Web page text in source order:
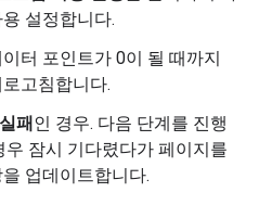
설정합니다.
터 포인트가 0이 될 때까지
고침합니다.
실패인 경우. 다음 단계를 진행
우 잠시 기다렸다가 페이지를
업데이트합니다.